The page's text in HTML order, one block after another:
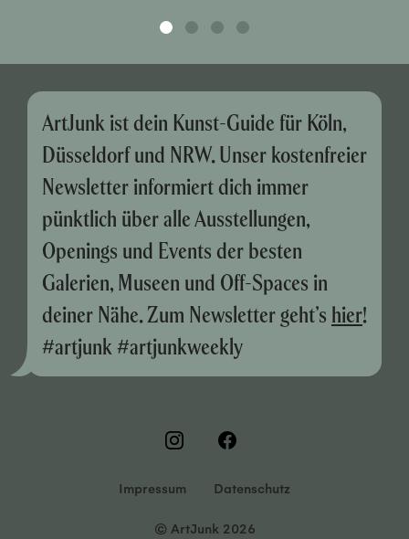
ArtJunk ist dein Kunst-Guide für Köln,
Düsseldorf und NRW. Unser kostenfreier
Newsletter informiert dich immer
pünktlich über alle Ausstellungen,
Openings und Events der besten
Galerien, Museen und Off-Spaces in
deiner Nähe. Zum Newsletter geht’s hier!
#artjunk #artjunkweekly
Impressum Datenschutz
© ArtJunk 2026